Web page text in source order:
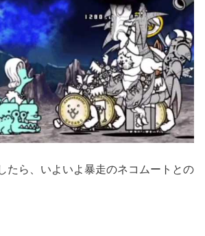
たら、いよいよ暴走のネコムートとの